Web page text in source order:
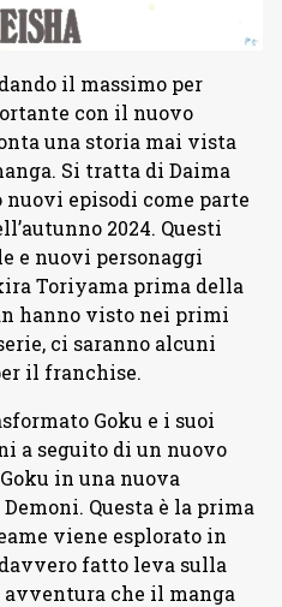
il massimo per
con il nuovo
una storia mai vista
Si tratta di Daima
episodi come parte
2024. Questi
e nuovi personaggi
Toriyama prima della
hanno visto nei primi
ci saranno alcuni
il franchise.
Goku e i suoi
a seguito di un nuovo
in una nuova
Questa è la prima
viene esplorato in
fatto leva sulla
che il manga